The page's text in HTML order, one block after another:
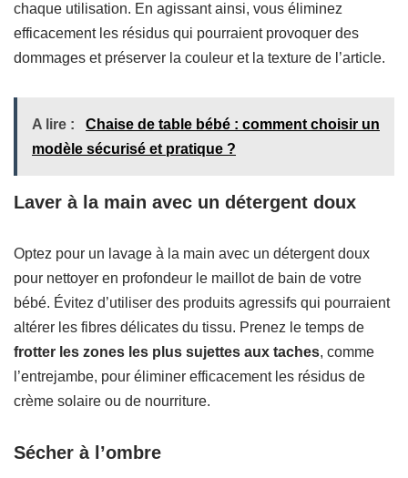
chaque utilisation. En agissant ainsi, vous éliminez
efficacement les résidus qui pourraient provoquer des
dommages et préserver la couleur et la texture de l’article.
A lire :
Chaise de table bébé : comment choisir un
modèle sécurisé et pratique ?
Laver à la main avec un détergent doux
Optez pour un lavage à la main avec un détergent doux
pour nettoyer en profondeur le maillot de bain de votre
bébé. Évitez d’utiliser des produits agressifs qui pourraient
altérer les fibres délicates du tissu. Prenez le temps de
frotter les zones les plus sujettes aux taches, comme
l’entrejambe, pour éliminer efficacement les résidus de
crème solaire ou de nourriture.
Sécher à l’ombre